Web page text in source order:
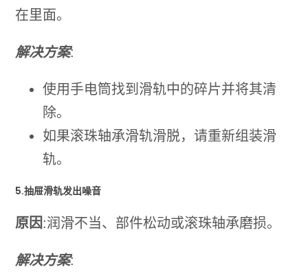
在里面。
解决方案:
使用手电筒找到滑轨中的碎片并将其清
除。
如果滚珠轴承滑轨滑脱，请重新组装滑
轨。
5.抽屉滑轨发出噪音
原因:润滑不当、部件松动或滚珠轴承磨损。
解决方案: